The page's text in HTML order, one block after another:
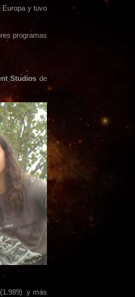
Europa y tuvo
programas
Studios de
y más